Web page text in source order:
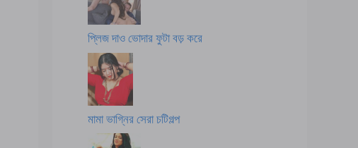
প্লিজ দাও ভোদার ফুটা বড় করে
মামা ভাগ্নির সেরা চটিগল্প